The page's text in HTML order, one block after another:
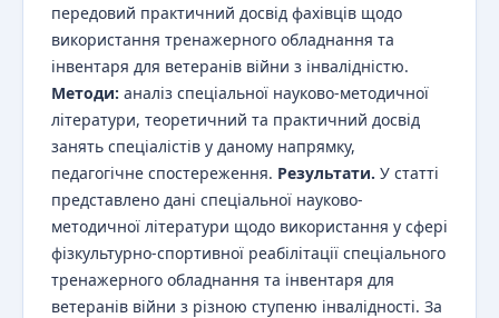
передовий практичний досвід фахівців щодо
використання тренажерного обладнання та
інвентаря для ветеранів війни з інвалідністю.
Методи: аналіз спеціальної науково-методичної
літератури, теоретичний та практичний досвід
занять спеціалістів у даному напрямку,
педагогічне спостереження. Результати. У статті
представлено дані спеціальної науково-
методичної літератури щодо використання у сфері
фізкультурно-спортивної реабілітації спеціального
тренажерного обладнання та інвентаря для
ветеранів війни з різною ступеню інвалідності. За